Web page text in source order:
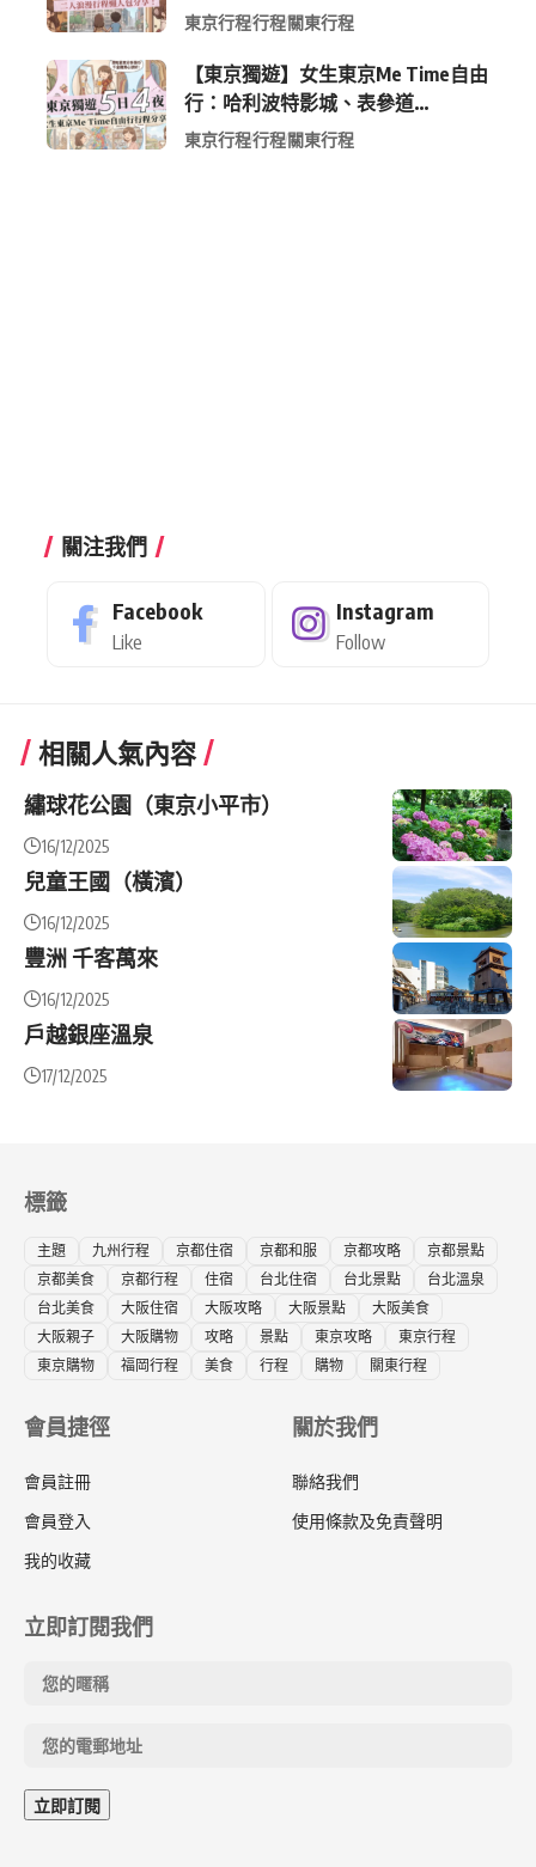
中目黑高質感咖啡廳全收錄
東京行程行程關東行程
【東京獨遊】女生東京Me Time自由
行：哈利波特影城、表參道
Shopping 與下北澤尋寶5日4夜慢活
東京行程行程關東行程
關注我們
Facebook
Like
Instagram
Follow
相關人氣內容
繡球花公園（東京小平市）
16/12/2025
兒童王國（橫濱）
16/12/2025
豐洲 千客萬來
16/12/2025
戶越銀座溫泉
17/12/2025
標籤
主題 九州行程 京都住宿 京都和服 京都攻略
京都景點
京都美食
京都行程 住宿 台北住宿 台北景點
台北溫泉
台北美食
大阪住宿 大阪攻略 大阪景點
大阪美食
大阪親子
大阪購物 攻略 景點 東京攻略
東京行程
東京購物
福岡行程 美食 行程 購物 關東行程
會員捷徑
會員註冊
會員登入
我的收藏
關於我們
聯絡我們
使用條款及免責聲明
立即訂閱我們